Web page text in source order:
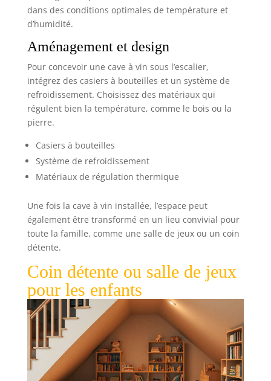
dans des conditions optimales de température et
d’humidité.
Aménagement et design
Pour concevoir une cave à vin sous l’escalier,
intégrez des casiers à bouteilles et un système de
refroidissement. Choisissez des matériaux qui
régulent bien la température, comme le bois ou la
pierre.
Casiers à bouteilles
Système de refroidissement
Matériaux de régulation thermique
Une fois la cave à vin installée, l’espace peut
également être transformé en un lieu convivial pour
toute la famille, comme une salle de jeux ou un coin
détente.
Coin détente ou salle de jeux
pour les enfants